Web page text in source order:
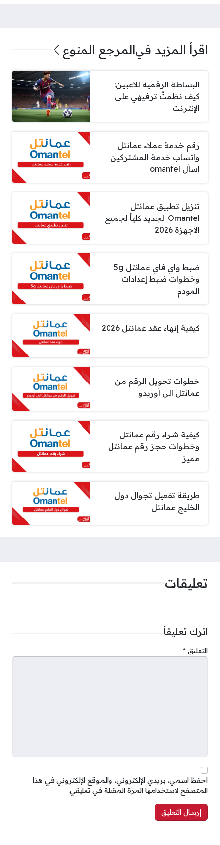
اقرأ المزيد فيالمرجع المنوع
البساطة الرقمية للاعبين:
كيف نظمتُ ترفيهي على
الإنترنت
رقم خدمة عملاء عمانتل
واتساب خدمة المشتركين
اسأل omantel
تنزيل تطبيق عمانتل
Omantel الجديد كلياً لجميع
الأجهزة 2026
ضبط واي فاي عمانتل 5g
وخطوات ضبط إعدادات
المودم
كيفية إنهاء عقد عمانتل 2026
خطوات تحويل الرقم من
عمانتل الى أوريدو
كيفية شراء رقم عمانتل
وخطوات حجز رقم عمانتل
مميز
طريقة تفعيل تجوال دول
الخليج عمانتل
تعليقات
اترك تعليقاً
التعليق *
احفظ اسمي، بريدي الإلكتروني، والموقع الإلكتروني في هذا
المتصفح لاستخدامها المرة المقبلة في تعليقي.